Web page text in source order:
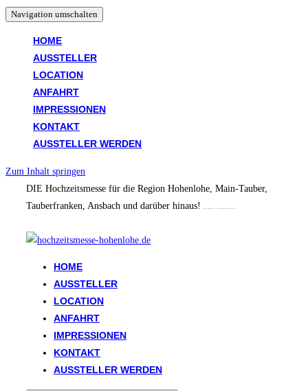
Navigation umschalten
HOME
AUSSTELLER
LOCATION
ANFAHRT
IMPRESSIONEN
KONTAKT
AUSSTELLER WERDEN
Zum Inhalt springen
DIE Hochzeitsmesse für die Region Hohenlohe, Main-Tauber,
Tauberfranken, Ansbach und darüber hinaus!
HOME
AUSSTELLER
LOCATION
ANFAHRT
IMPRESSIONEN
KONTAKT
AUSSTELLER WERDEN